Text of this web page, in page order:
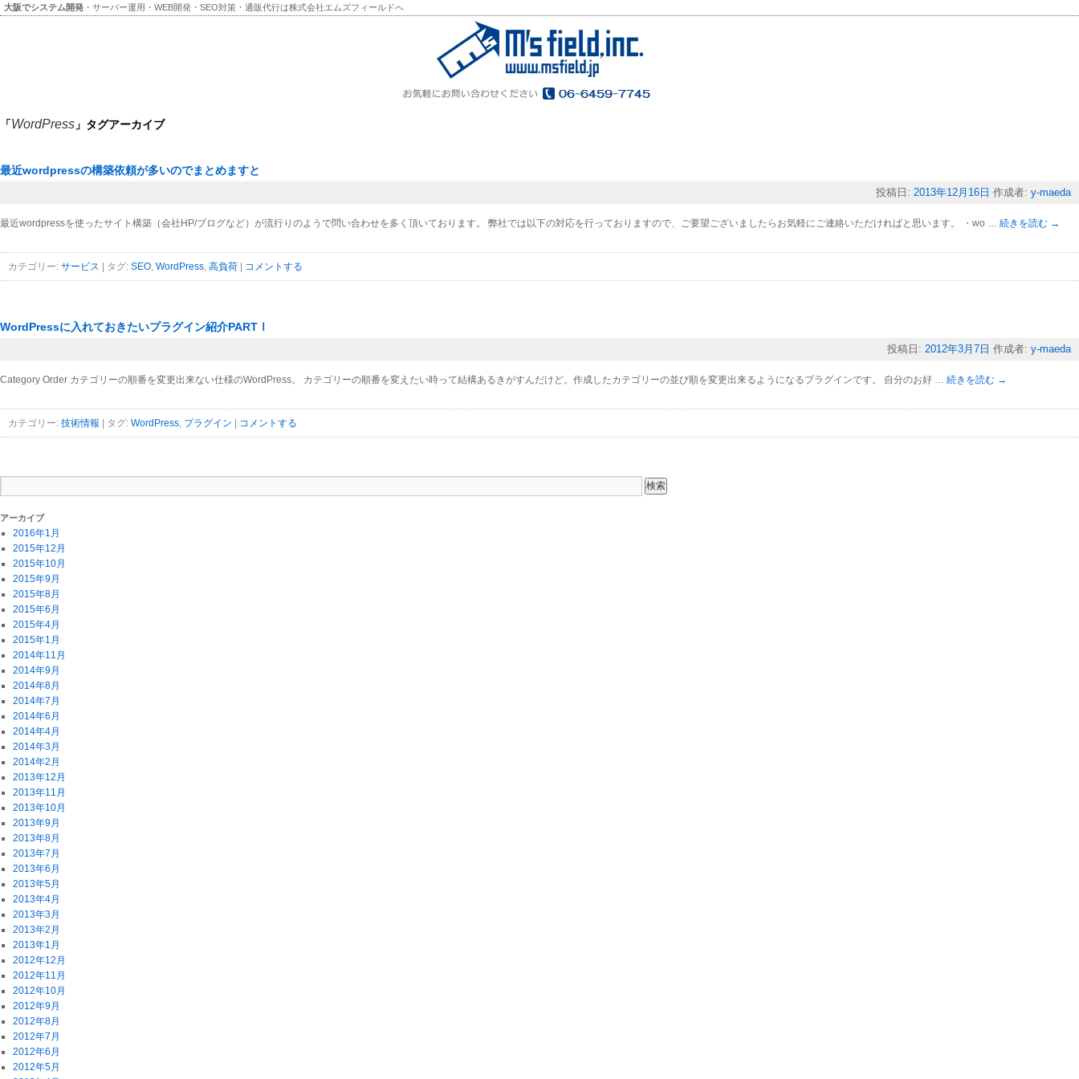
大阪でシステム開発 ・サーバー運用・WEB開発・SEO対策・通販代行は株式会社エムズフィールドへ
「WordPress 」タグアーカイブ
最近wordpressの構築依頼が多いのでまとめますと
投稿日: 2013年12月16日 作成者: y-maeda
最近wordpressを使ったサイト構築（会社HP/ブログなど）が流行りのようで問い合わせを多く頂いております。 弊社では以下の対応を行っておりますので、ご要望ございましたらお気軽にご連絡いただければと思います。 ・wo … 続きを読む →
カテゴリー: サービス タグ: SEO, WordPress, 高負荷 コメントする
WordPressに入れておきたいプラグイン紹介PARTⅠ
投稿日: 2012年3月7日 作成者: y-maeda
Category Order カテゴリーの順番を変更出来ない仕様のWordPress。 カテゴリーの順番を変えたい時って結構あるきがすんだけど。作成したカテゴリーの並び順を変更出来るようになるプラグインです。 自分のお好 … 続きを読む →
カテゴリー: 技術情報 タグ: WordPress, プラグイン コメントする
アーカイブ
2016年1月
2015年12月
2015年10月
2015年9月
2015年8月
2015年6月
2015年4月
2015年1月
2014年11月
2014年9月
2014年8月
2014年7月
2014年6月
2014年4月
2014年3月
2014年2月
2013年12月
2013年11月
2013年10月
2013年9月
2013年8月
2013年7月
2013年6月
2013年5月
2013年4月
2013年3月
2013年2月
2013年1月
2012年12月
2012年11月
2012年10月
2012年9月
2012年8月
2012年7月
2012年6月
2012年5月